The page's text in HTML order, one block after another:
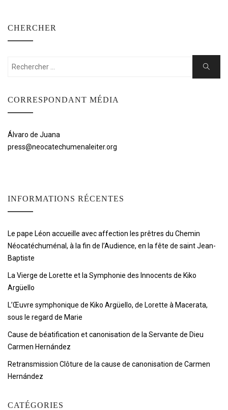
CHERCHER
Rechercher:
Chercher
CORRESPONDANT MÉDIA
Álvaro de Juana
press@neocatechumenaleiter.org
INFORMATIONS RÉCENTES
Le pape Léon accueille avec affection les prêtres du Chemin
Néocatéchuménal, à la fin de l’Audience, en la fête de saint Jean-
Baptiste
La Vierge de Lorette et la Symphonie des Innocents de Kiko
Argüello
L’Œuvre symphonique de Kiko Argüello, de Lorette à Macerata,
sous le regard de Marie
Cause de béatification et canonisation de la Servante de Dieu
Carmen Hernández
Retransmission Clôture de la cause de canonisation de Carmen
Hernández
CATÉGORIES